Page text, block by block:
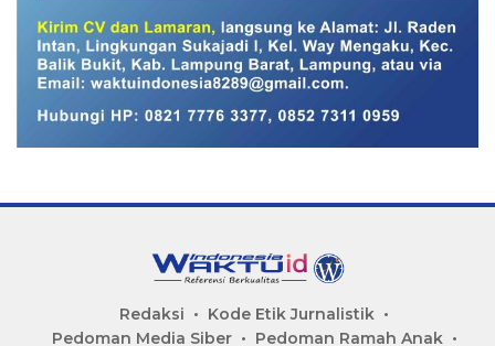
Redaksi
Kode Etik Jurnalistik
Pedoman Media Siber
Pedoman Ramah Anak